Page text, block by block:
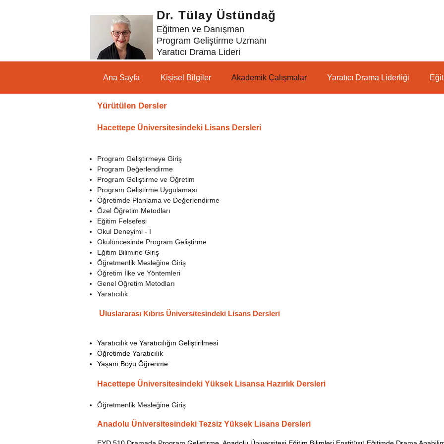
Dr. Tülay Üstündağ
Eğitmen ve Danışman
Program Geliştirme Uzmanı
Yaratıcı Drama Lideri
Ana Sayfa Kişisel Bilgiler Akademik Çalışmalar Yaratıcı Drama Liderliği
Yürütülen Dersler
Hacettepe Üniversitesindeki Lisans Dersleri
Program Geliştirmeye Giriş
Program Değerlendirme
Program Geliştirme ve Öğretim
Program Geliştirme Uygulaması
Öğretimde Planlama ve Değerlendirme
Özel Öğretim Metodları
Eğitim Felsefesi
Okul Deneyimi - I
Okulöncesinde Program Geliştirme
Eğitim Bilimine Giriş
Öğretmenlik Mesleğine Giriş
Öğretim İlke ve Yöntemleri
Genel Öğretim Metodları
Yaratıcılık
Uluslararası Kıbrıs Üniversitesindeki Lisans Dersleri
Yaratıcılık ve Yaratıcılığın Geliştirilmesi
Öğretimde Yaratıcılık
Yaşam Boyu Öğrenme
Hacettepe Üniversitesindeki Yüksek Lisansa Hazırlık Dersleri
Öğretmenlik Mesleğine Giriş
Anadolu Üniversitesindeki Tezsiz Yüksek Lisans Dersleri